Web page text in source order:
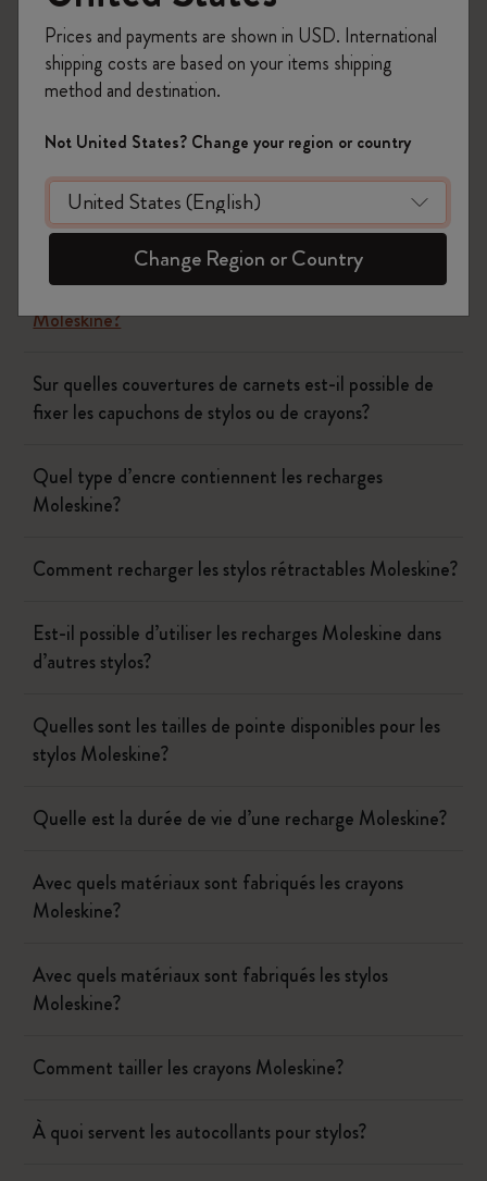
Carnets
Outils d'écriture
Avec quels matériaux est fabriqué le porte-mine
Moleskine?
Sur quelles couvertures de carnets est-il possible de
fixer les capuchons de stylos ou de crayons?
Quel type d’encre contiennent les recharges
Moleskine?
Comment recharger les stylos rétractables Moleskine?
Est-il possible d’utiliser les recharges Moleskine dans
d’autres stylos?
Quelles sont les tailles de pointe disponibles pour les
stylos Moleskine?
Quelle est la durée de vie d’une recharge Moleskine?
Avec quels matériaux sont fabriqués les crayons
Moleskine?
Avec quels matériaux sont fabriqués les stylos
Moleskine?
Comment tailler les crayons Moleskine?
À quoi servent les autocollants pour stylos?
Prices and payments are shown in USD. International
shipping costs are based on your items shipping
method and destination.
Not United States? Change your region or country
Change Region or Country